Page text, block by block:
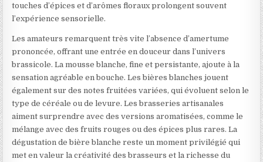
touches d’épices et d’arômes floraux prolongent souvent
l’expérience sensorielle.
Les amateurs remarquent très vite l’absence d’amertume
prononcée, offrant une entrée en douceur dans l’univers
brassicole. La mousse blanche, fine et persistante, ajoute à la
sensation agréable en bouche. Les bières blanches jouent
également sur des notes fruitées variées, qui évoluent selon le
type de céréale ou de levure. Les brasseries artisanales
aiment surprendre avec des versions aromatisées, comme le
mélange avec des fruits rouges ou des épices plus rares. La
dégustation de bière blanche reste un moment privilégié qui
met en valeur la créativité des brasseurs et la richesse du